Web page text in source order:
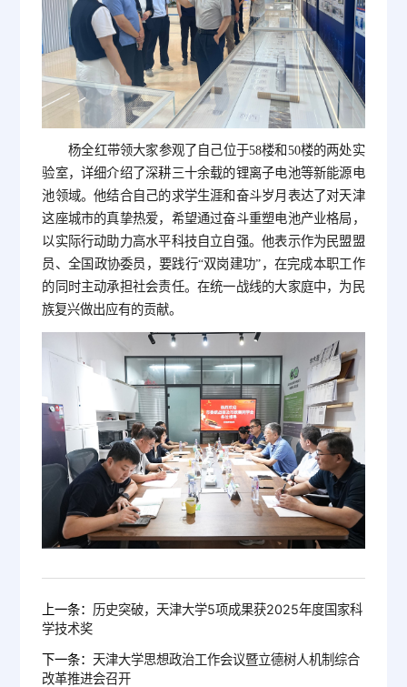
杨全红带领大家参观了自己位于58楼和50楼的两处实
验室，详细介绍了深耕三十余载的锂离子电池等新能源电
池领域。他结合自己的求学生涯和奋斗岁月表达了对天津
这座城市的真挚热爱，希望通过奋斗重塑电池产业格局，
以实际行动助力高水平科技自立自强。他表示作为民盟盟
员、全国政协委员，要践行“双岗建功”，在完成本职工作
的同时主动承担社会责任。在统一战线的大家庭中，为民
族复兴做出应有的贡献。
上一条： 历史突破，天津大学5项成果获2025年度国家科
学技术奖
下一条： 天津大学思想政治工作会议暨立德树人机制综合
改革推进会召开